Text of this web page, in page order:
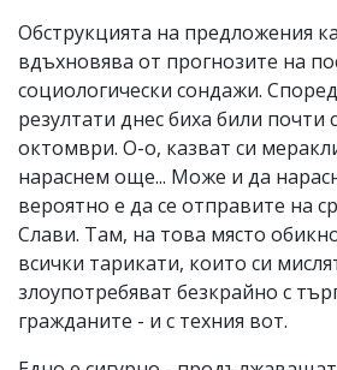
Обструкцията на предложения
вдъхновява от прогнозите на
социологически сондажи.
резултати днес биха били
октомври. О-о, казват си
нараснем още... Може и да
вероятно е да се отправите на
Слави. Там, на това място
всички тарикати, които си
злоупотребяват безкрайно с
гражданите - и с техния вот.